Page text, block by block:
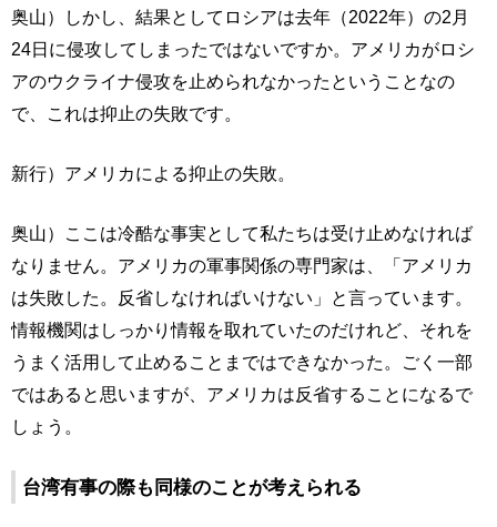
奥山）しかし、結果としてロシアは去年（2022年）の2月
24日に侵攻してしまったではないですか。アメリカがロシ
アのウクライナ侵攻を止められなかったということなの
で、これは抑止の失敗です。
新行）アメリカによる抑止の失敗。
奥山）ここは冷酷な事実として私たちは受け止めなければ
なりません。アメリカの軍事関係の専門家は、「アメリカ
は失敗した。反省しなければいけない」と言っています。
情報機関はしっかり情報を取れていたのだけれど、それを
うまく活用して止めることまではできなかった。ごく一部
ではあると思いますが、アメリカは反省することになるで
しょう。
台湾有事の際も同様のことが考えられる